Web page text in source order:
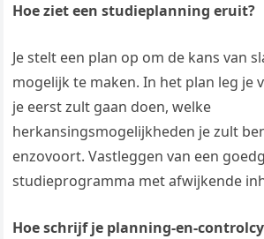
Hoe ziet een studieplanning eruit?
Je stelt een plan op om de kans van
mogelijk te maken. In het plan leg je
je eerst zult gaan doen, welke
herkansingsmogelijkheden je zult
enzovoort. Vastleggen van een
studieprogramma met afwijkende
Hoe schrijf je planning-en-